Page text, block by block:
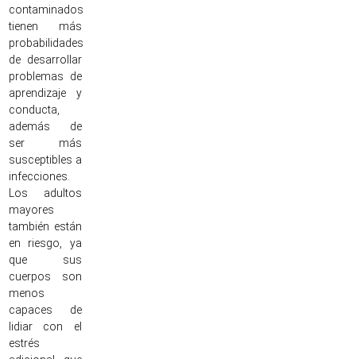
contaminados
tienen más
probabilidades
de desarrollar
problemas de
aprendizaje y
conducta,
además de
ser más
susceptibles a
infecciones.
Los adultos
mayores
también están
en riesgo, ya
que sus
cuerpos son
menos
capaces de
lidiar con el
estrés